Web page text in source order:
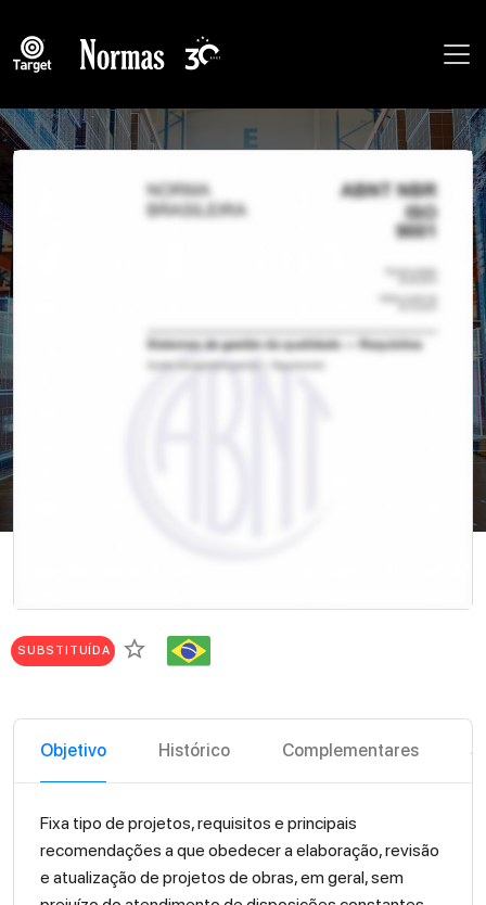
SUBSTITUÍDA star_border
Objetivo Histórico Complementares
Fixa tipo de projetos, requisitos e principais
recomendações a que obedecer a elaboração, revisão
e atualização de projetos de obras, em geral, sem